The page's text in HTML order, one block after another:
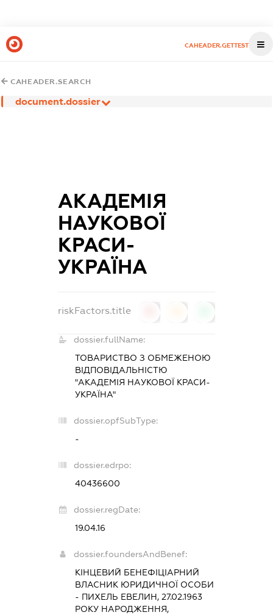
CAHEADER.GETTEST
CAHEADER.SEARCH
document.dossier
АКАДЕМІЯ
НАУКОВОЇ
КРАСИ-
УКРАЇНА
riskFactors.title
dossier.fullName:
ТОВАРИСТВО З ОБМЕЖЕНОЮ
ВІДПОВІДАЛЬНІСТЮ
"АКАДЕМІЯ НАУКОВОЇ КРАСИ-
УКРАЇНА"
dossier.opfSubType:
-
dossier.edrpo:
40436600
dossier.regDate:
19.04.16
dossier.foundersAndBenef:
КІНЦЕВИЙ БЕНЕФІЦІАРНИЙ
ВЛАСНИК ЮРИДИЧНОЇ ОСОБИ
- ПИХЕЛЬ ЕВЕЛИН, 27.02.1963
РОКУ НАРОДЖЕННЯ,